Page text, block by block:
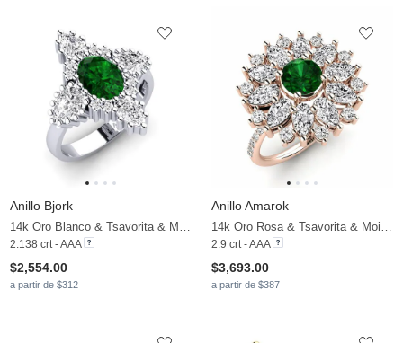
Anillo Bjork
2.138 crt - AAA
$2,554.00
a partir de $312
Anillo Amarok
2.9 crt - AAA
$3,693.00
a partir de $387